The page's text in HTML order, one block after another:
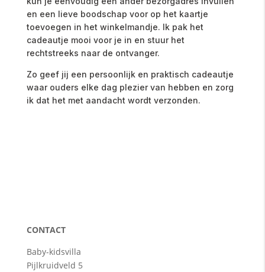
en een lieve boodschap voor op het kaartje
toevoegen in het winkelmandje. Ik pak het
cadeautje mooi voor je in en stuur het
rechtstreeks naar de ontvanger.
Zo geef jij een persoonlijk en praktisch cadeautje
waar ouders elke dag pleziervan hebben en zorg
ik dat het met aandacht wordt verzonden.
CONTACT
Baby-kidsvilla
Pijlkruidveld 5